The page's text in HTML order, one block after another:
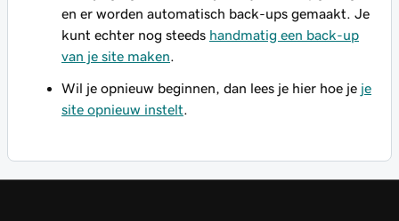
en er worden automatisch back-ups gemaakt. Je
kunt echter nog steeds handmatig een back-up
van je site maken
Wil je opnieuw beginnen, dan lees je hier hoe je je
site opnieuw instelt